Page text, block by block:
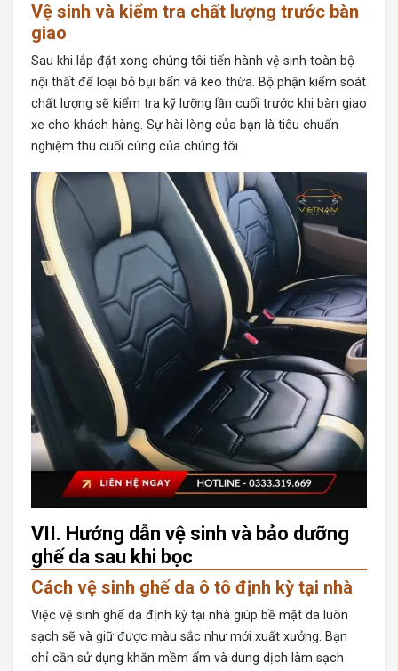
Vệ sinh và kiểm tra chất lượng trước bàn
giao
Sau khi lắp đặt xong chúng tôi tiến hành vệ sinh toàn bộ
nội thất để loại bỏ bụi bẩn và keo thừa. Bộ phận kiểm soát
chất lượng sẽ kiểm tra kỹ lưỡng lần cuối trước khi bàn giao
xe cho khách hàng. Sự hài lòng của bạn là tiêu chuẩn
nghiệm thu cuối cùng của chúng tôi.
VII. Hướng dẫn vệ sinh và bảo dưỡng
ghế da sau khi bọc
Cách vệ sinh ghế da ô tô định kỳ tại nhà
Việc vệ sinh ghế da định kỳ tại nhà giúp bề mặt da luôn
sạch sẽ và giữ được màu sắc như mới xuất xưởng. Bạn
chỉ cần sử dụng khăn mềm ẩm và dung dịch làm sạch